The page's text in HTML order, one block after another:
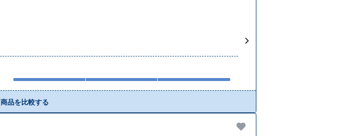
商品を比較する